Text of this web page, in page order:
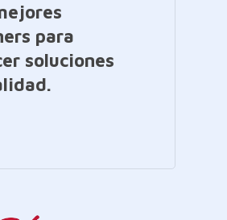
para
soluciones